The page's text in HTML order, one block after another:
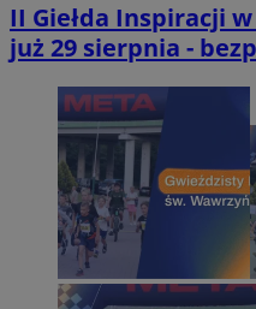
II Giełda Inspiracji
już 29 sierpnia -